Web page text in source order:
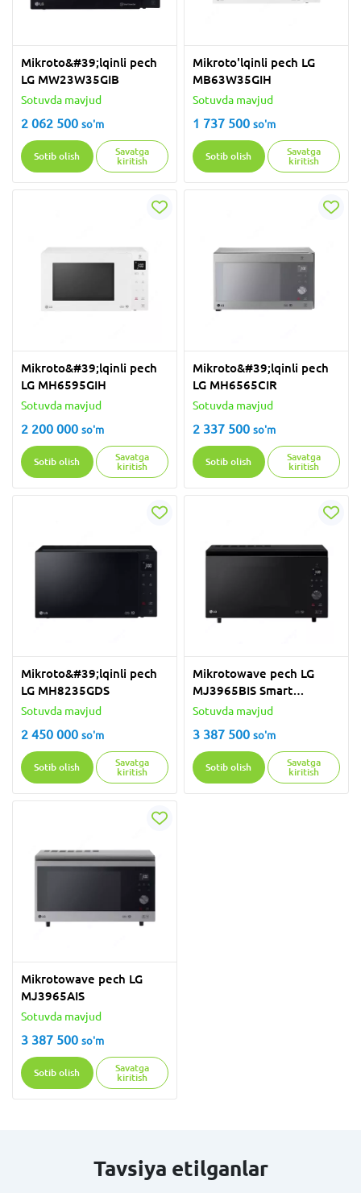
Mikroto&#39;lqinli pech
LG MW23W35GIB
Sotuvda mavjud
2 062 500 so'm
Sotib olish
Savatga
kiritish
Mikroto'lqinli pech LG
MB63W35GIH
Sotuvda mavjud
1 737 500 so'm
Sotib olish
Savatga
kiritish
Mikroto&#39;lqinli pech
LG MH6595GIH
Sotuvda mavjud
2 200 000 so'm
Sotib olish
Savatga
kiritish
Mikroto&#39;lqinli pech
LG MH6565CIR
Sotuvda mavjud
2 337 500 so'm
Sotib olish
Savatga
kiritish
Mikroto&#39;lqinli pech
LG MH8235GDS
Sotuvda mavjud
2 450 000 so'm
Sotib olish
Savatga
kiritish
Mikrotowave pech LG
MJ3965BIS Smart
Inverter
Sotuvda mavjud
3 387 500 so'm
Sotib olish
Savatga
kiritish
Mikrotowave pech LG
MJ3965AIS
Sotuvda mavjud
3 387 500 so'm
Sotib olish
Savatga
kiritish
Tavsiya etilganlar